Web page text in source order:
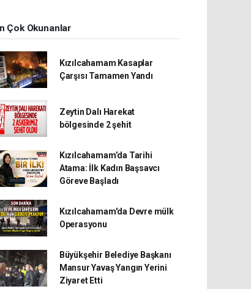
Çok Okunanlar
Kızılcahamam Kasaplar
Çarşısı Tamamen Yandı
Zeytin Dalı Harekat
bölgesinde 2 şehit
Kızılcahamam’da Tarihi
Atama: İlk Kadın Başsavcı
Göreve Başladı
Kızılcahamam'da Devre mülk
Operasyonu
Büyükşehir Belediye Başkanı
Mansur Yavaş Yangın Yerini
Ziyaret Etti